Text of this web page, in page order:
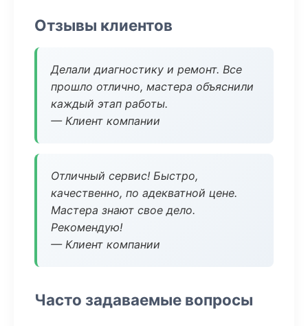
Отзывы клиентов
Делали диагностику и ремонт. Все
прошло отлично, мастера объяснили
каждый этап работы.
— Клиент компании
Отличный сервис! Быстро,
качественно, по адекватной цене.
Мастера знают свое дело.
Рекомендую!
— Клиент компании
Часто задаваемые вопросы